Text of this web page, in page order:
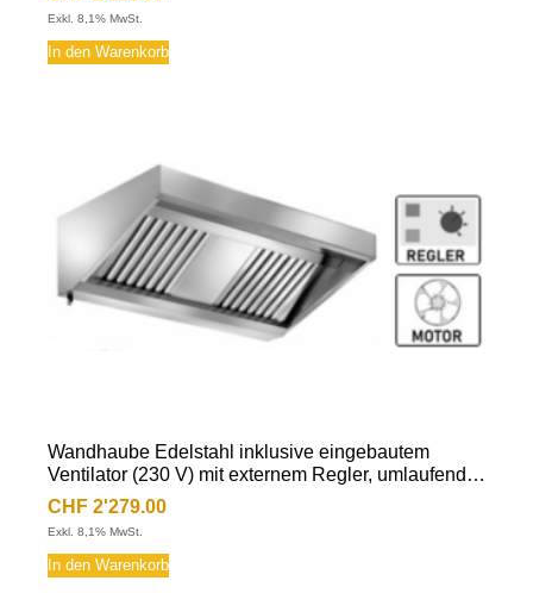
Flammschutzfilter Typ-B, Beleuchtung mit
Leuchtstoffröhre, Fettablassventil
Exkl. 8,1% MwSt.
In den Warenkorb
Wandhaube Edelstahl inklusive eingebautem
Ventilator (230 V) mit externem Regler, umlaufende
Fettauffangrinne, herausnehmbare
Flammschutzfilter Typ-B, Beleuchtung mit
Leuchtstoffröhre, Fettablassventil
CHF 2'279.00
Exkl. 8,1% MwSt.
In den Warenkorb